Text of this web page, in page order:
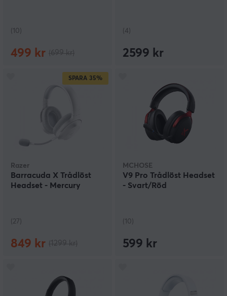
(10)
499 kr
(4)
2599 kr
SPARA 35%
Razer
Barracuda X Trådlöst
Headset - Mercury
(27)
849 kr
MCHOSE
V9 Pro Trådlöst Headset
- Svart/Röd
(10)
599 kr